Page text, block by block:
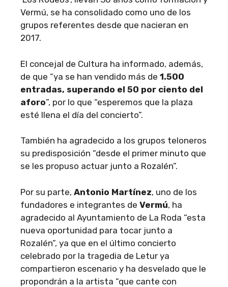
Vermú, se ha consolidado como uno de los
grupos referentes desde que nacieran en
2017.
El concejal de Cultura ha informado, además,
de que “ya se han vendido más de 1.500
entradas, superando el 50 por ciento del
aforo”, por lo que “esperemos que la plaza
esté llena el día del concierto”.
También ha agradecido a los grupos teloneros
su predisposición “desde el primer minuto que
se les propuso actuar junto a Rozalén”.
Por su parte, Antonio Martínez, uno de los
fundadores e integrantes de Vermú, ha
agradecido al Ayuntamiento de La Roda “esta
nueva oportunidad para tocar junto a
Rozalén”, ya que en el último concierto
celebrado por la tragedia de Letur ya
compartieron escenario y ha desvelado que le
propondrán a la artista “que cante con